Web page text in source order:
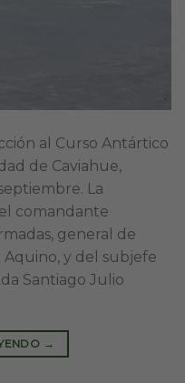
al Curso Antártico
de Caviahue,
La
comandante
general de
Aquino, y del subjefe
Santiago Julio
→